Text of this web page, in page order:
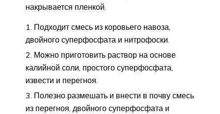
накрывается пленкой.
Подходит смесь из коровьего навоза,
двойного суперфосфата и нитрофоски.
Можно приготовить раствор на основе
калийной соли, простого суперфосфата,
извести и перегноя.
Полезно размешать и внести в почву смесь
из перегноя, двойного суперфосфата и